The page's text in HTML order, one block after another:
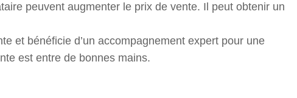
peuvent augmenter le prix de vente. Il peut obtenir un
et bénéficie d’un accompagnement expert pour une
est entre de bonnes mains.